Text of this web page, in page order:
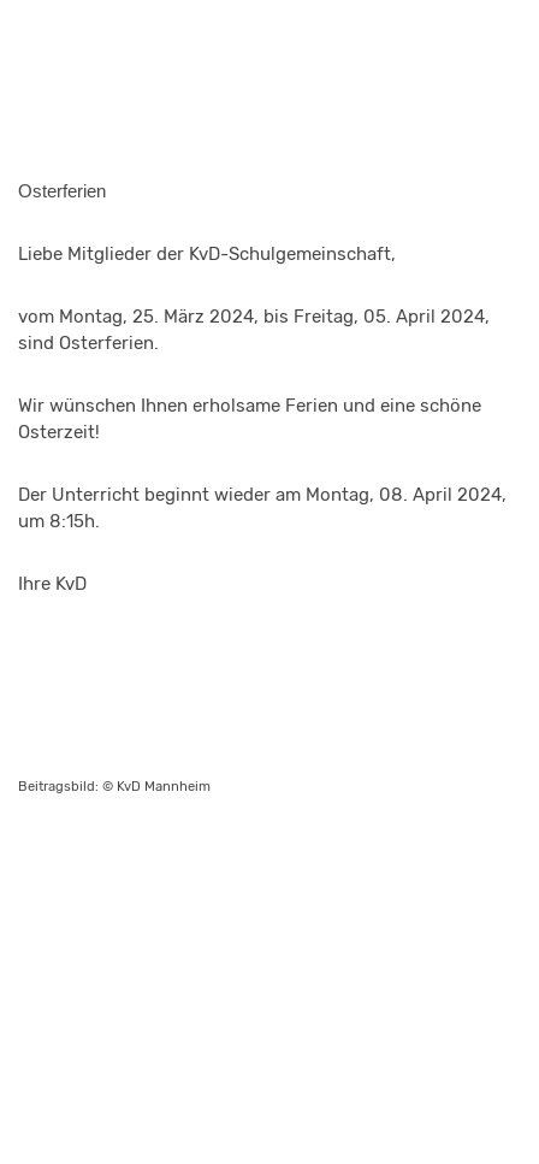
Osterferien
Liebe Mitglieder der KvD-Schulgemeinschaft,
vom Montag, 25. März 2024, bis Freitag, 05. April 2024,
sind Osterferien.
Wir wünschen Ihnen erholsame Ferien und eine schöne
Osterzeit!
Der Unterricht beginnt wieder am Montag, 08. April 2024,
um 8:15h.
Ihre KvD
Beitragsbild: © KvD Mannheim